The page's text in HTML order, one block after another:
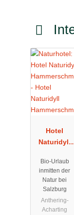
Hotel
Naturidyll
miede
Bio-Urlaub
inmitten der
Natur bei
Salzburg
Anthering-
Acharting